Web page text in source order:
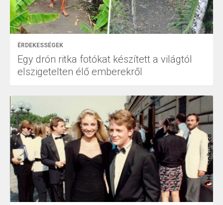
ÉRDEKESSÉGEK
Egy drón ritka fotókat készített a világtól
elszigetelten élő emberekről